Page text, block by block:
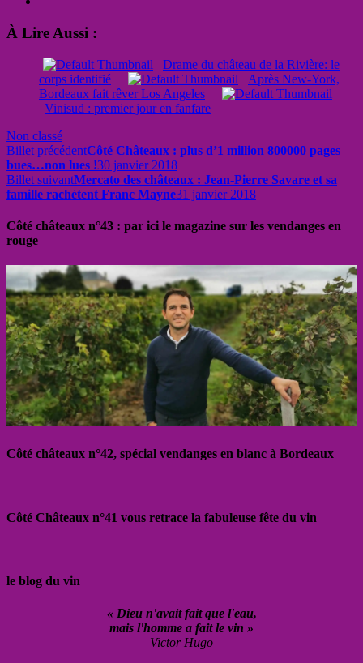
À Lire Aussi :
Drame du château de la Rivière: le
corps identifié
Après New-York,
Bordeaux fait rêver Los Angeles
Vinisud : premier jour en fanfare
Non classé
Billet précédentCôté Châteaux : plus d’1 million 800000 pages
bues…non lues !30 janvier 2018
Billet suivantMercato des châteaux : Jean-Pierre Savare et sa
famille rachètent Franc Mayne31 janvier 2018
Côté châteaux n°43 : par ici le magazine sur les vendanges en
rouge
Côté châteaux n°42, spécial vendanges en blanc à Bordeaux
Côté Châteaux n°41 vous retrace la fabuleuse fête du vin
le blog du vin
« Dieu n'avait fait que l'eau,
mais l'homme a fait le vin »
Victor Hugo